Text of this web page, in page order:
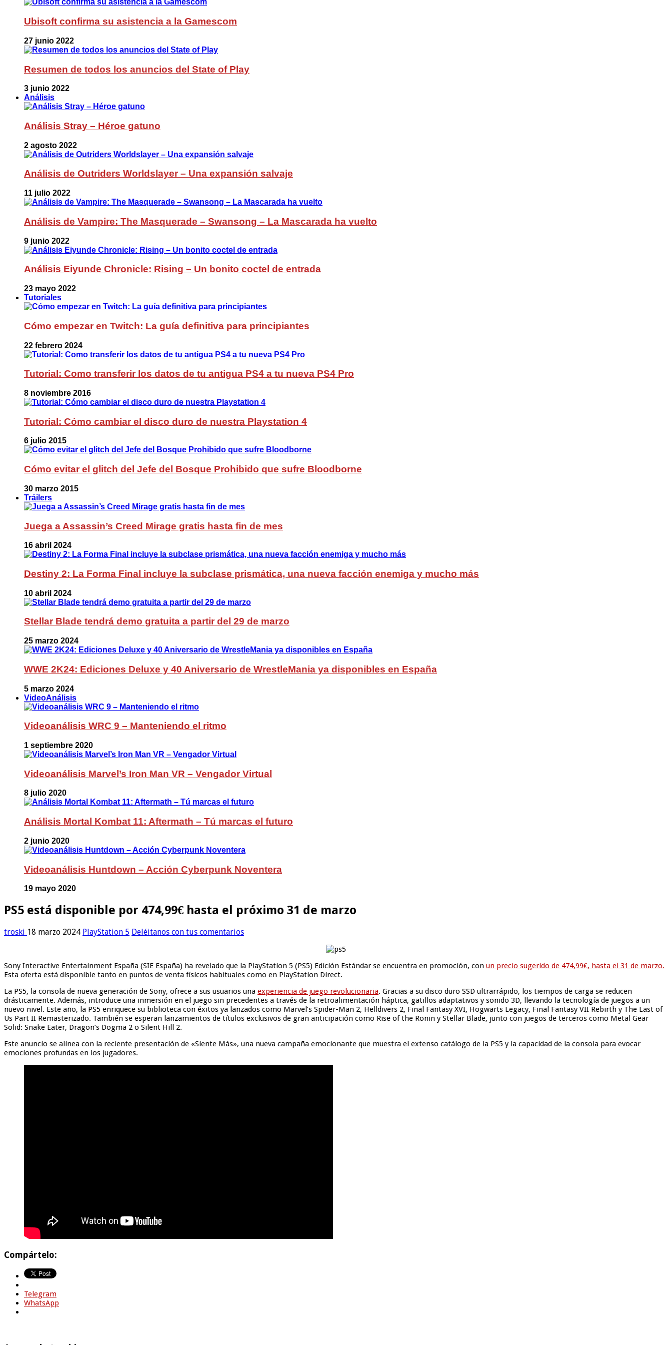
Ubisoft confirma su asistencia a la Gamescom
27 junio 2022
Resumen de todos los anuncios del State of Play
3 junio 2022
Análisis
Análisis Stray – Héroe gatuno
2 agosto 2022
Análisis de Outriders Worldslayer – Una expansión salvaje
11 julio 2022
Análisis de Vampire: The Masquerade – Swansong – La Mascarada ha vuelto
9 junio 2022
Análisis Eiyunde Chronicle: Rising – Un bonito coctel de entrada
23 mayo 2022
Tutoriales
Cómo empezar en Twitch: La guía definitiva para principiantes
22 febrero 2024
Tutorial: Como transferir los datos de tu antigua PS4 a tu nueva PS4 Pro
8 noviembre 2016
Tutorial: Cómo cambiar el disco duro de nuestra Playstation 4
6 julio 2015
Cómo evitar el glitch del Jefe del Bosque Prohibido que sufre Bloodborne
30 marzo 2015
Tráilers
Juega a Assassin’s Creed Mirage gratis hasta fin de mes
16 abril 2024
Destiny 2: La Forma Final incluye la subclase prismática, una nueva facción enemiga y mucho más
10 abril 2024
Stellar Blade tendrá demo gratuita a partir del 29 de marzo
25 marzo 2024
WWE 2K24: Ediciones Deluxe y 40 Aniversario de WrestleMania ya disponibles en España
5 marzo 2024
VideoAnálisis
Videoanálisis WRC 9 – Manteniendo el ritmo
1 septiembre 2020
Videoanálisis Marvel’s Iron Man VR – Vengador Virtual
8 julio 2020
Análisis Mortal Kombat 11: Aftermath – Tú marcas el futuro
2 junio 2020
Videoanálisis Huntdown – Acción Cyberpunk Noventera
19 mayo 2020
PS5 está disponible por 474,99€ hasta el próximo 31 de marzo
troski 18 marzo 2024 PlayStation 5 Deléitanos con tus comentarios
Sony Interactive Entertainment España (SIE España) ha revelado que la PlayStation 5 (PS5) Edición Estándar se encuentra en promoción, con un precio sugerido de 474,99€, hasta el 31 de marzo.
Esta oferta está disponible tanto en puntos de venta físicos habituales como en PlayStation Direct.
La PS5, la consola de nueva generación de Sony, ofrece a sus usuarios una experiencia de juego revolucionaria. Gracias a su disco duro SSD ultrarrápido, los tiempos de carga se reducen
drásticamente. Además, introduce una inmersión en el juego sin precedentes a través de la retroalimentación háptica, gatillos adaptativos y sonido 3D, llevando la tecnología de juegos a un
nuevo nivel. Este año, la PS5 enriquece su biblioteca con éxitos ya lanzados como Marvel’s Spider-Man 2, Helldivers 2, Final Fantasy XVI, Hogwarts Legacy, Final Fantasy VII Rebirth y The Last of
Us Part II Remasterizado. También se esperan lanzamientos de títulos exclusivos de gran anticipación como Rise of the Ronin y Stellar Blade, junto con juegos de terceros como Metal Gear
Solid: Snake Eater, Dragon’s Dogma 2 o Silent Hill 2.
Este anuncio se alinea con la reciente presentación de «Siente Más», una nueva campaña emocionante que muestra el extenso catálogo de la PS5 y la capacidad de la consola para evocar
emociones profundas en los jugadores.
Compártelo:
Telegram
WhatsApp